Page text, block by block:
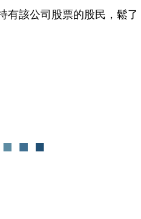
有該公司股票的股民，鬆了